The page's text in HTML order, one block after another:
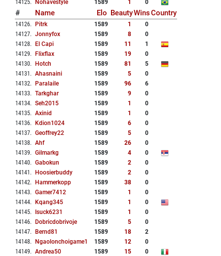
14125. Nohavestyle 1589 1 0
# Name Elo BeautyWinsCountry
14126. Pitrk 1589 1
0
14127. Jonnyfox 1589 8
0
14128. El Capi 1589 11
1
14129. Flixflax 1589 19
0
14130. Hotch 1589 81
5
14131 . Ahasnaini 1589 5
0
14132. Paralaile 1589 96
6
14133. Tarkghar 1589 9
0
14134. Seh2015 1589 1
0
14135. Axinid 1589 1
0
14136. Kdion1024 1589 6
0
14137. Geoffrey22 1589 5
0
14138. Ahf 1589 26
0
14139. Gilmarkg 1589 4
0
14140. Gabokun 1589 2
0
14141 . Hoosierbuddy 1589 2
0
14142. Hammerkopp 1589 38
0
14143. Gamer7412 1589 1
0
14144. Kqang345 1589 1
0
14145. Isuck6231 1589 1
0
14146. Dobricdobrivoje 1589 5
0
14147. Bernd81 1589 18
2
14148. Ngaolonchoigame1 1589 12
0
14149. Andrea50 1589 15
0